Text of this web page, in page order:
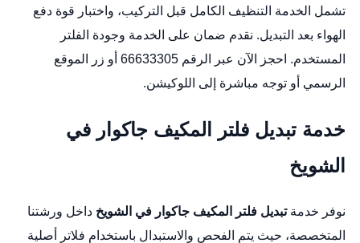
تشمل الخدمة التنظيف الكامل قبل التركيب، واختبار قوة دفع
الهواء بعد التبديل. نقدم ضمان على الخدمة وجودة الفلتر
المستخدم. احجز الآن عبر الرقم 66633305 أو زر
الموقع
الرسمي أو توجه مباشرة إلى اللوكيشن.
خدمة تبديل فلتر المكيف جاكوار في
الشويخ
نوفر خدمةتبديل فلتر المكيف جاكوار في الشويخ داخل ورشتنا
المتخصصة، حيث يتم الفحص والاستبدال باستخدام فلاتر أصلية